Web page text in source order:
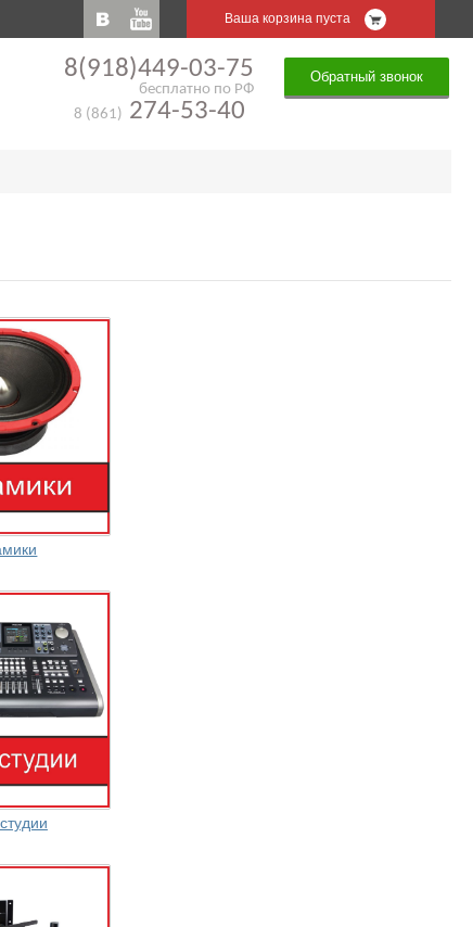
Ваша корзина пуста
8(918)449-03-75
бесплатно по РФ
8 (861) 274-53-40
Обратный звонок